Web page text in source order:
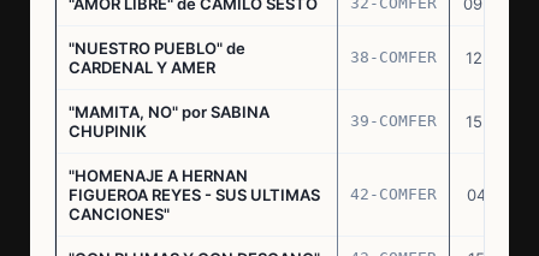
"NUESTRO PUEBLO" de
CARDENAL Y AMER
38-COMFER 12.10.76
"MAMITA, NO" por SABINA
CHUPINIK
39-COMFER 15.10.76
"HOMENAJE A HERNAN
FIGUEROA REYES - SUS ULTIMAS
CANCIONES"
42-COMFER 04.11.76